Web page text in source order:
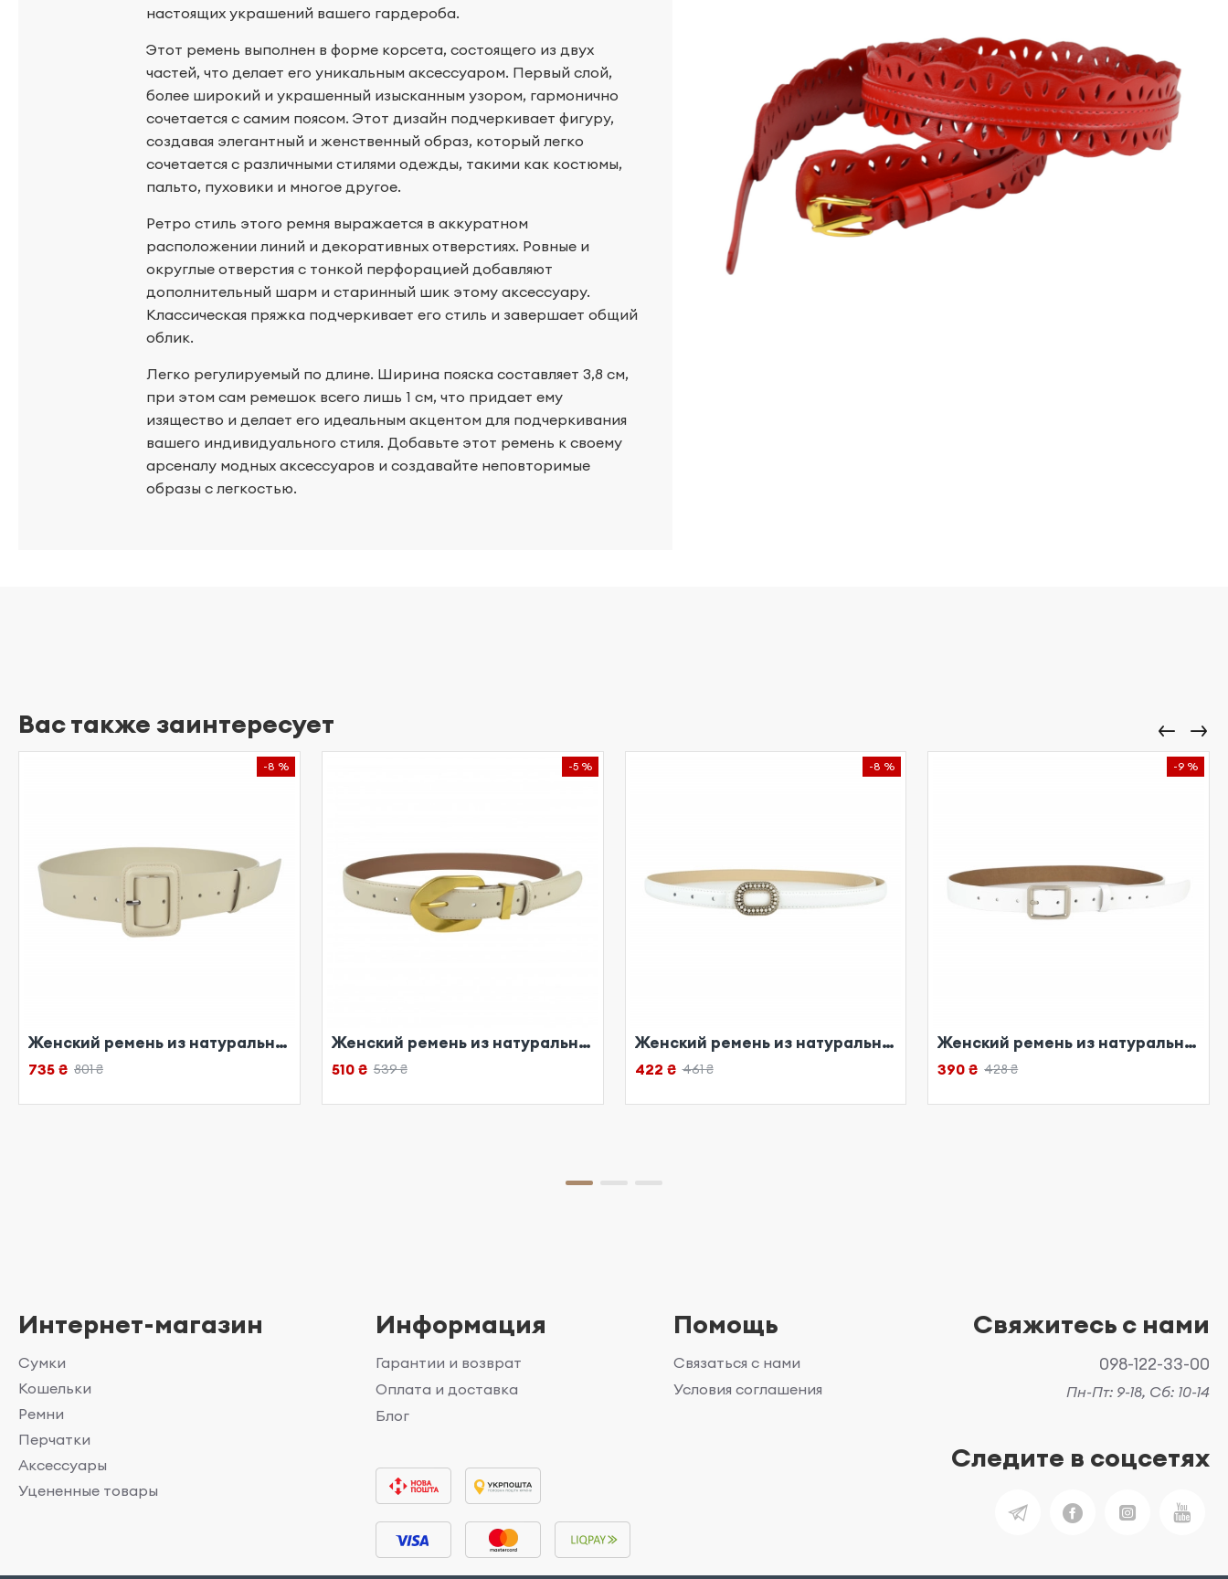
настоящих украшений вашего гардероба.
Этот ремень выполнен в форме корсета, состоящего из двух
частей, что делает его уникальным аксессуаром. Первый слой,
более широкий и украшенный изысканным узором, гармонично
сочетается с самим поясом. Этот дизайн подчеркивает фигуру,
создавая элегантный и женственный образ, который легко
сочетается с различными стилями одежды, такими как костюмы,
пальто, пуховики и многое другое.
Ретро стиль этого ремня выражается в аккуратном
расположении линий и декоративных отверстиях. Ровные и
округлые отверстия с тонкой перфорацией добавляют
дополнительный шарм и старинный шик этому аксессуару.
Классическая пряжка подчеркивает его стиль и завершает общий
облик.
Легко регулируемый по длине. Ширина пояска составляет 3,8 см,
при этом сам ремешок всего лишь 1 см, что придает ему
изящество и делает его идеальным акцентом для подчеркивания
вашего индивидуального стиля. Добавьте этот ремень к своему
арсеналу модных аксессуаров и создавайте неповторимые
образы с легкостью.
Вас также заинтересует
-8 %
Женский ремень из натуральной кожи бежевый
735 ₴ 801 ₴
-5 %
Женский ремень из натуральной кожи бежевый
510 ₴ 539 ₴
-8 %
Женский ремень из натуральной кожи белый
422 ₴ 461 ₴
-9 %
Женский ремень из натуральной кожи белый
390 ₴ 428 ₴
Интернет-магазин
Сумки
Кошельки
Ремни
Перчатки
Аксессуары
Уцененные товары
Информация
Гарантии и возврат
Оплата и доставка
Блог
Помощь
Связаться с нами
Условия соглашения
Свяжитесь с нами
098-122-33-00
Пн-Пт: 9-18, Сб: 10-14
Следите в соцсетях